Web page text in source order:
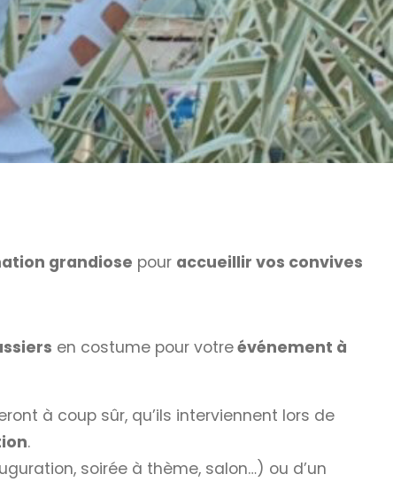
grandiose pour accueillir vos convives
en costume pour votreévénement à
à coup sûr, qu’ils interviennent lors de
.
soirée à thème, salon…) ou d’un